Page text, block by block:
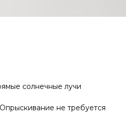
солнечные лучи
не требуется